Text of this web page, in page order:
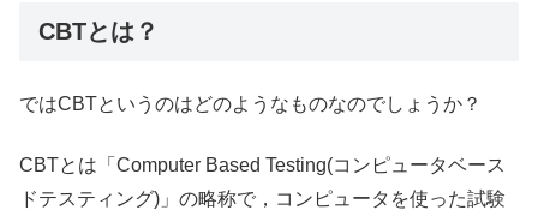
CBTとは？
ではCBTというのはどのようなものなのでしょうか？
CBTとは「Computer Based Testing(コンピュータベース
ドテスティング)」の略称で，コンピュータを使った試験